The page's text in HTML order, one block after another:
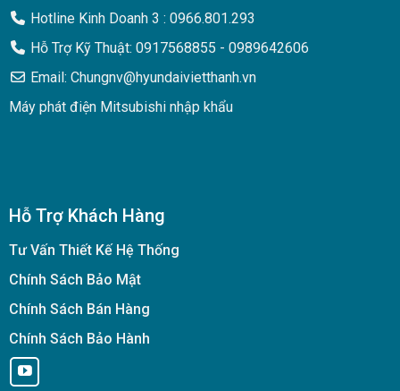
Hotline Kinh Doanh 3 : 0966.801.293
Hỗ Trợ Kỹ Thuật: 0917568855 - 0989642606
Email: Chungnv@hyundaivietthanh.vn
Máy phát điện Mitsubishi nhập khẩu
Hỗ Trợ Khách Hàng
Tư Vấn Thiết Kế Hệ Thống
Chính Sách Bảo Mật
Chính Sách Bán Hàng
Chính Sách Bảo Hành